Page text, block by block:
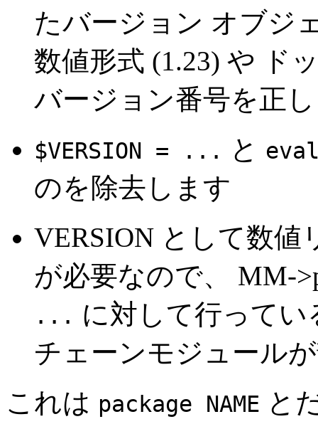
たバージョン オブジ
数値形式 (1.23) や ド
バージョン番号を正
$VERSION = ... と eval
のを除去します
VERSION として数
が必要なので、 MM-
... に対して行って
チェーンモジュール
これは package NAME と